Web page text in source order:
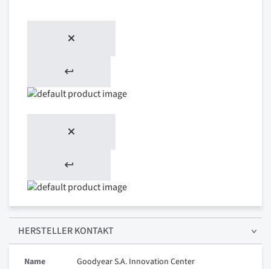
HERSTELLER KONTAKT
Name Goodyear S.A. Innovation Center